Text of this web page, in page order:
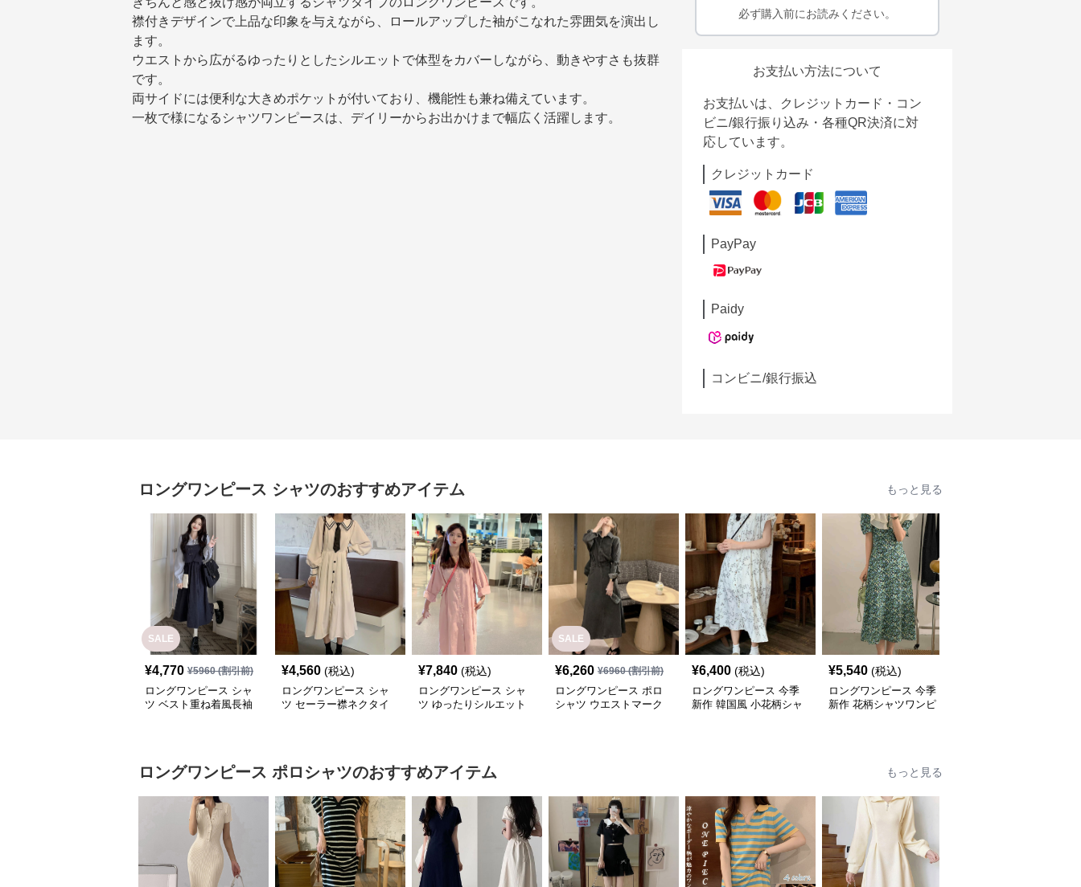
襟付きデザインで上品な印象を与えながら、ロールアップした袖がこなれた雰囲気を演出し
ます。
ウエストから広がるゆったりとしたシルエットで体型をカバーしながら、動きやすさも抜群
です。
両サイドには便利な大きめポケットが付いており、機能性も兼ね備えています。
一枚で様になるシャツワンピースは、デイリーからお出かけまで幅広く活躍します。
必ず購入前にお読みください。
お支払い方法について
お支払いは、クレジットカード・コン
ビニ/銀行振り込み・各種QR決済に対
応しています。
クレジットカード
PayPay
Paidy
コンビニ/銀行振込
ロングワンピース シャツのおすすめアイテム もっと見る
SALE
¥4,770 ¥5960(割引前)
ロングワンピース シャ
ツ ベスト重ね着風長袖
¥4,560 (税込)
ロングワンピース シャ
ツ セーラー襟ネクタイ
¥7,840 (税込)
ロングワンピース シャ
ツ ゆったりシルエット
SALE
¥6,260 ¥6960(割引前)
ロングワンピース ポロ
シャツ ウエストマーク
¥6,400 (税込)
ロングワンピース 今季
新作 韓国風 小花柄シャ
¥5,540 (税込)
ロングワンピース 今季
新作 花柄シャツワンピ
ロングワンピース ポロシャツのおすすめアイテム もっと見る